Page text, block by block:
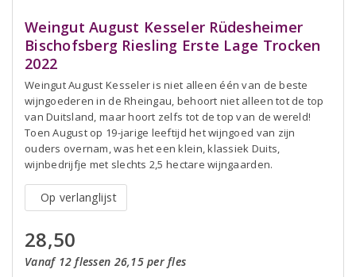
Weingut August Kesseler Rüdesheimer
Bischofsberg Riesling Erste Lage Trocken
2022
Weingut August Kesseler is niet alleen één van de beste
wijngoederen in de Rheingau, behoort niet alleen tot de top
van Duitsland, maar hoort zelfs tot de top van de wereld!
Toen August op 19-jarige leeftijd het wijngoed van zijn
ouders overnam, was het een klein, klassiek Duits,
wijnbedrijfje met slechts 2,5 hectare wijngaarden.
Op verlanglijst
28,50
Vanaf 12 flessen 26,15 per fles